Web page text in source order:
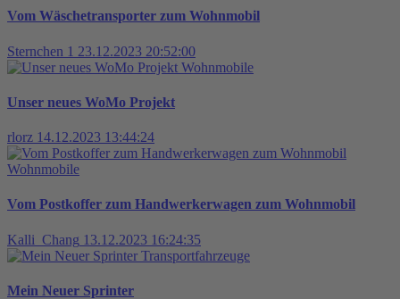
Vom Wäschetransporter zum Wohnmobil
Sternchen 1 23.12.2023 20:52:00
Wohnmobile
Unser neues WoMo Projekt
rlorz 14.12.2023 13:44:24
Wohnmobile
Vom Postkoffer zum Handwerkerwagen zum Wohnmobil
Kalli_Chang 13.12.2023 16:24:35
Transportfahrzeuge
Mein Neuer Sprinter